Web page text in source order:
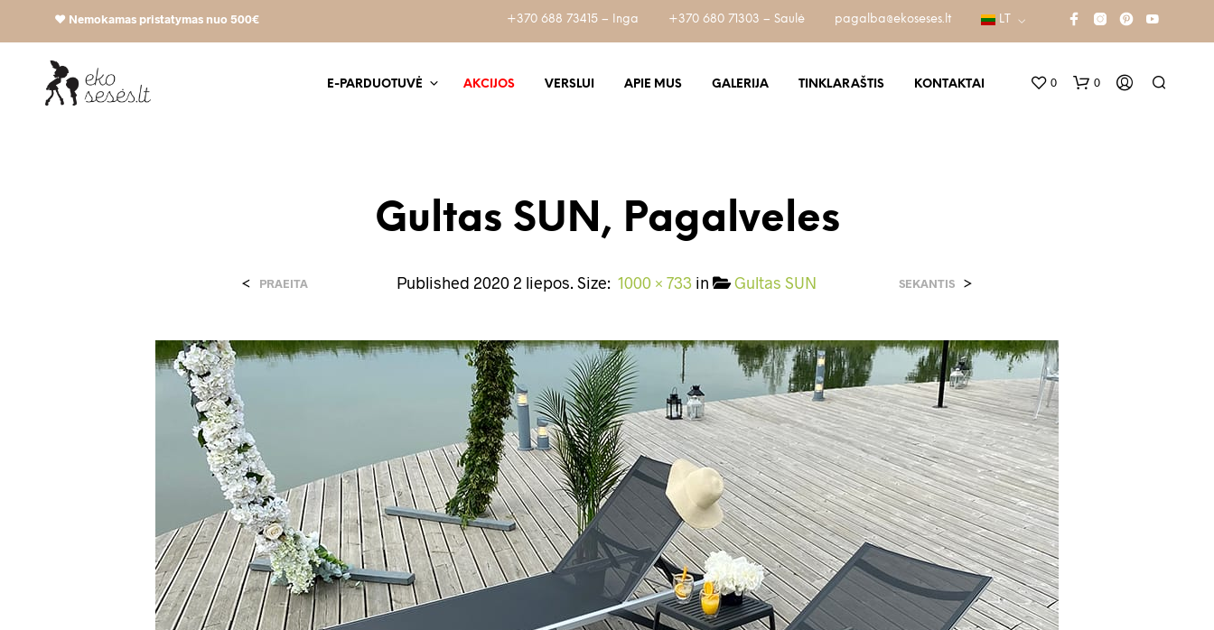
❤️ Nemokamas pristatymas nuo 500€ +370 688 73415 – Inga +370 680 71303 – Saulė pagalba@ekoseses.lt LT
E-PARDUOTUVĖ AKCIJOS VERSLUI APIE MUS GALERIJA TINKLARAŠTIS KONTAKTAI 0 0
Gultas SUN, Pagalveles
Published 2020 2 liepos. Size: 1000 × 733 in Gultas SUN
< PRAEITA SEKANTIS >